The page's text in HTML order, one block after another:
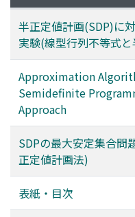
半正定値計画(SDP)に
実験(線型行列不等式
Approximation
Semidefinite
Approach
SDPの最大安定集合問
正定値計画法)
表紙・目次